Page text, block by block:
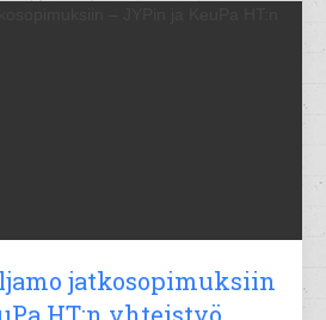
jatkosopimuksiin
HT:n yhteistyö